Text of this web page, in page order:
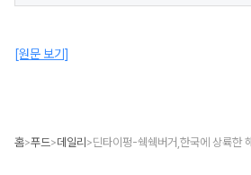
[원문 보기]
홈>푸드>데일리 >딘타이펑-쉑쉑버거,한국에 상륙한